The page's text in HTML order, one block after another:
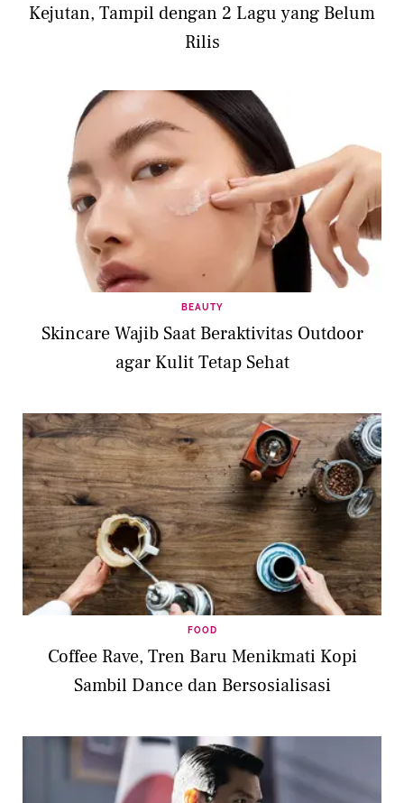
Kejutan, Tampil dengan 2 Lagu yang Belum
Rilis
BEAUTY
Skincare Wajib Saat Beraktivitas Outdoor
agar Kulit Tetap Sehat
FOOD
Coffee Rave, Tren Baru Menikmati Kopi
Sambil Dance dan Bersosialisasi